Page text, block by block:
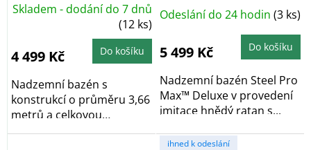
Skladem - dodání do 7 dnů
(12 ks)
4 499 Kč Do košíku
Nadzemní bazén s
konstrukcí o průměru 3,66
metrů a celkovou
hloubkou 1,00 metrů je...
Odeslání do 24 hodin (3 ks)
5 499 Kč Do košíku
Nadzemní bazén Steel Pro
Max™ Deluxe v provedení
imitace hnědý ratan s...
ihned k odeslání